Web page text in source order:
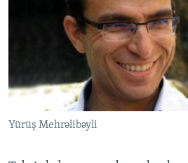
Yürüş Mehrəlibəyli